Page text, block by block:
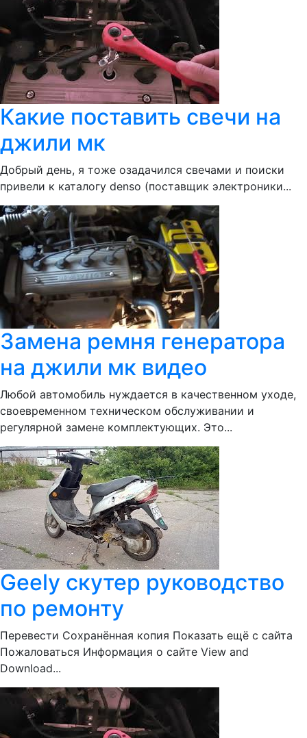
Какие поставить свечи на
джили мк
Добрый день, я тоже озадачился свечами и поиски
привели к каталогу denso (поставщик электроники...
Замена ремня генератора
на джили мк видео
Любой автомобиль нуждается в качественном уходе,
своевременном техническом обслуживании и
регулярной замене комплектующих. Это...
Geely скутер руководство
по ремонту
Перевести Сохранённая копия Показать ещё с сайта
Пожаловаться Информация о сайте View and
Download...